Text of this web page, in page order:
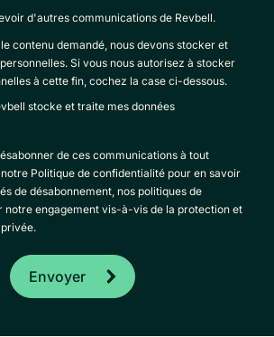
d'autres communications de Revbell.
contenu demandé, nous devons stocker et
Si vous nous autorisez à stocker
à cette fin, cochez la case ci-dessous.
stocke et traite mes données
de ces communications à tout
Politique de confidentialité pour en savoir
de désabonnement, nos politiques de
notre engagement vis-à-vis de la protection et